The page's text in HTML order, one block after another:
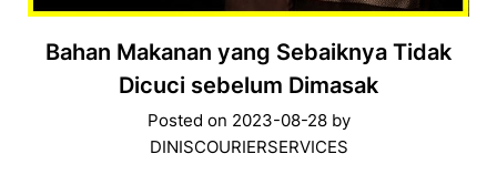
Bahan Makanan yang Sebaiknya Tidak
Dicuci sebelum Dimasak
Posted on 2023-08-28by
DINISCOURIERSERVICES